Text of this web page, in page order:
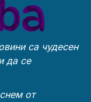
сложност и
са чудесен
да се
от